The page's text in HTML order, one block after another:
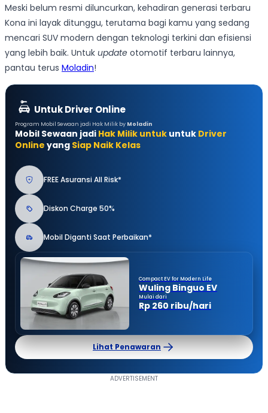
Meski belum resmi diluncurkan, kehadiran generasi terbaru
Kona ini layak ditunggu, terutama bagi kamu yang sedang
mencari SUV modern dengan teknologi terkini dan efisiensi
yang lebih baik. Untuk update otomotif terbaru lainnya,
pantau terus Moladin!
Untuk Driver Online
Program Mobil Sewaan jadi Hak Milik by Moladin
Mobil Sewaan jadi Hak Milik untuk untuk Driver
Online yang Siap Naik Kelas
FREE Asuransi All Risk*
Diskon Charge 50%
Mobil Diganti Saat Perbaikan*
Compact EV for Modern Life
Wuling Binguo EV
Mulai dari
Rp 260 ribu/hari
Lihat Penawaran